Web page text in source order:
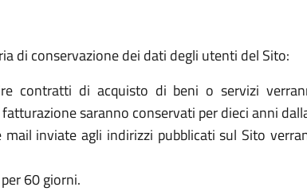
di conservazione dei dati degli utenti del Sito:
contratti di acquisto di beni o servizi
saranno conservati per dieci anni
inviate agli indirizzi pubblicati sul Sito
60 giorni.